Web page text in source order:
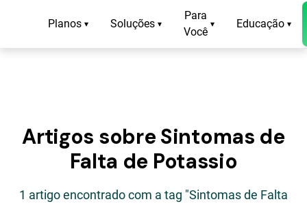
Planos ▾ Soluções ▾
Para
Você
▾ Educação ▾
Artigos sobre Sintomas de
Falta de Potassio
1 artigo encontrado com a tag "Sintomas de Falta